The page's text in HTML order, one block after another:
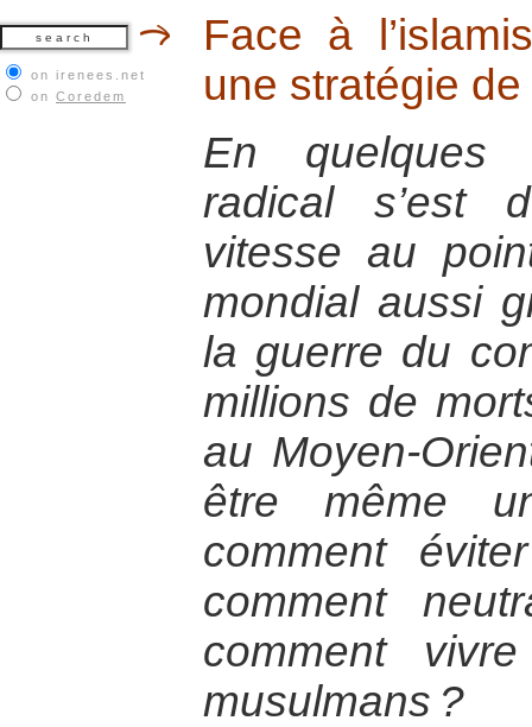
on irenees.net
on Coredem
Face à
une stratégie
En quelques
radical s’est
vitesse au
mondial aussi
la guerre du
millions de
au Moyen-
être même
comment
comment
comment
musulmans ?